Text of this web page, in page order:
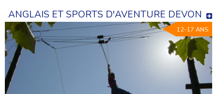
ANGLAIS ET SPORTS D'AVENTURE DEVON
12-17 ANS